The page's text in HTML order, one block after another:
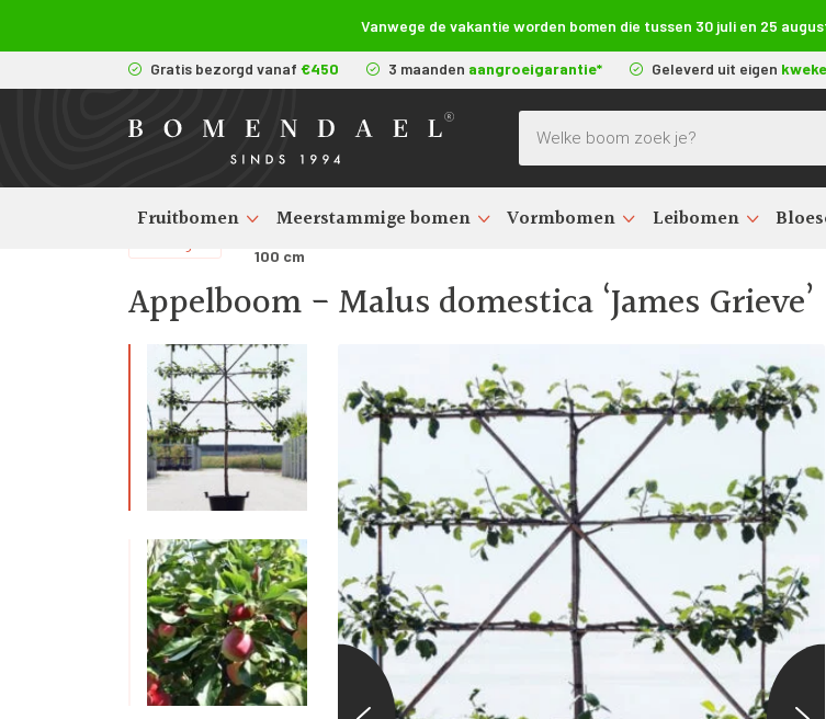
Vanwege de vakantie worden bomen die tussen 30 juli en 25
Producten zoeken
Fruitbomen Meerstammige bomen Vormbomen Leibomen
Gratis bezorgd vanaf €450 3 maanden aangroeigarantie* Geleverd uit eigen
Fruitbomen kopen
100 cm
Appelboom - Malus domestica ‘James